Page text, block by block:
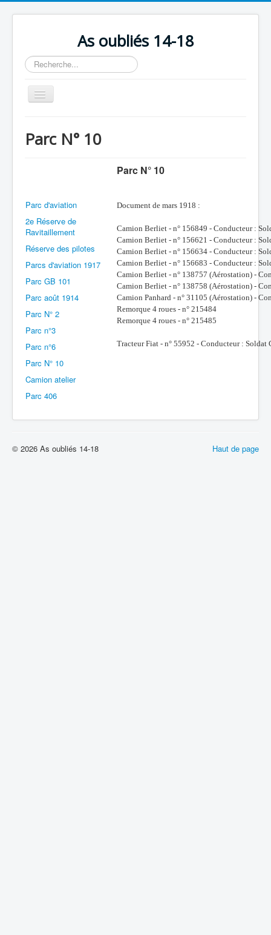
As oubliés 14-18
Rechercher
Basculer
la
Chronologie
Avions
Personnels
Formation
Doctrines
Les As
Cahiers des As
Parc N° 10
Parc N° 10
Parc d'aviation
2e Réserve de
Ravitaillement
Réserve des pilotes
Parcs d'aviation 1917
Parc GB 101
Parc août 1914
Parc N° 2
Parc n°3
Parc n°6
Parc N° 10
Camion atelier
Parc 406
Document de mars 1918 :
Camion Berliet - n° 156849 - Conducteur :
Camion Berliet - n° 156621 - Conducteur :
Camion Berliet - n° 156634 - Conducteur :
Camion Berliet - n° 156683 - Conducteur :
Camion Berliet - n° 138757 (Aérostation) -
Camion Berliet - n° 138758 (Aérostation) -
Camion Panhard - n° 31105 (Aérostation) -
Remorque 4 roues - n° 215484
Remorque 4 roues - n° 215485
Tracteur Fiat - n° 55952 - Conducteur :
Haut de page
© 2026 As oubliés 14-18